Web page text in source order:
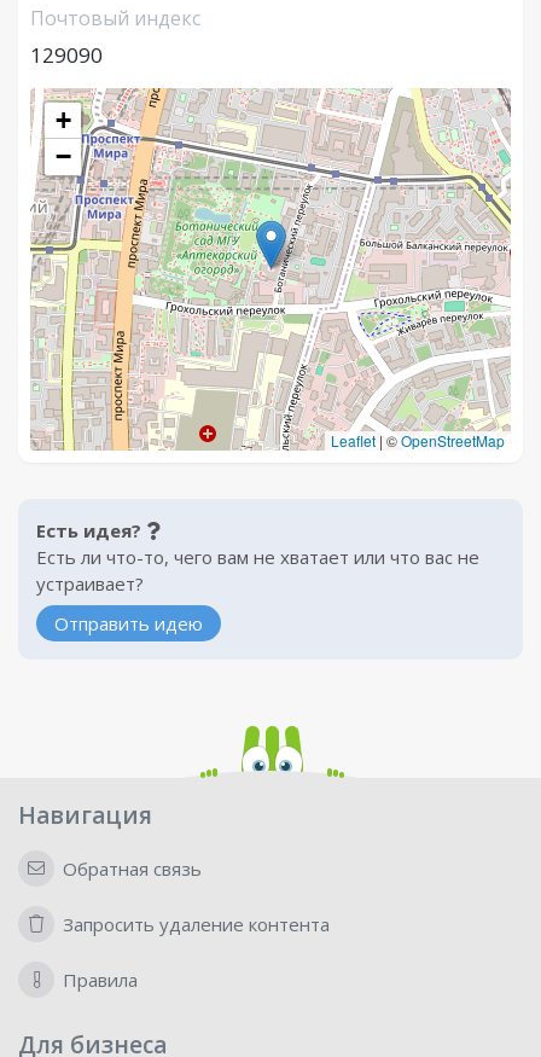
Почтовый индекс
129090
+
−
Leaflet | ©OpenStreetMap
Есть идея?
Есть ли что-то, чего вам не хватает или что вас не
устраивает?
Отправить идею
Навигация
Обратная связь
Запросить удаление контента
Правила
Для бизнеса